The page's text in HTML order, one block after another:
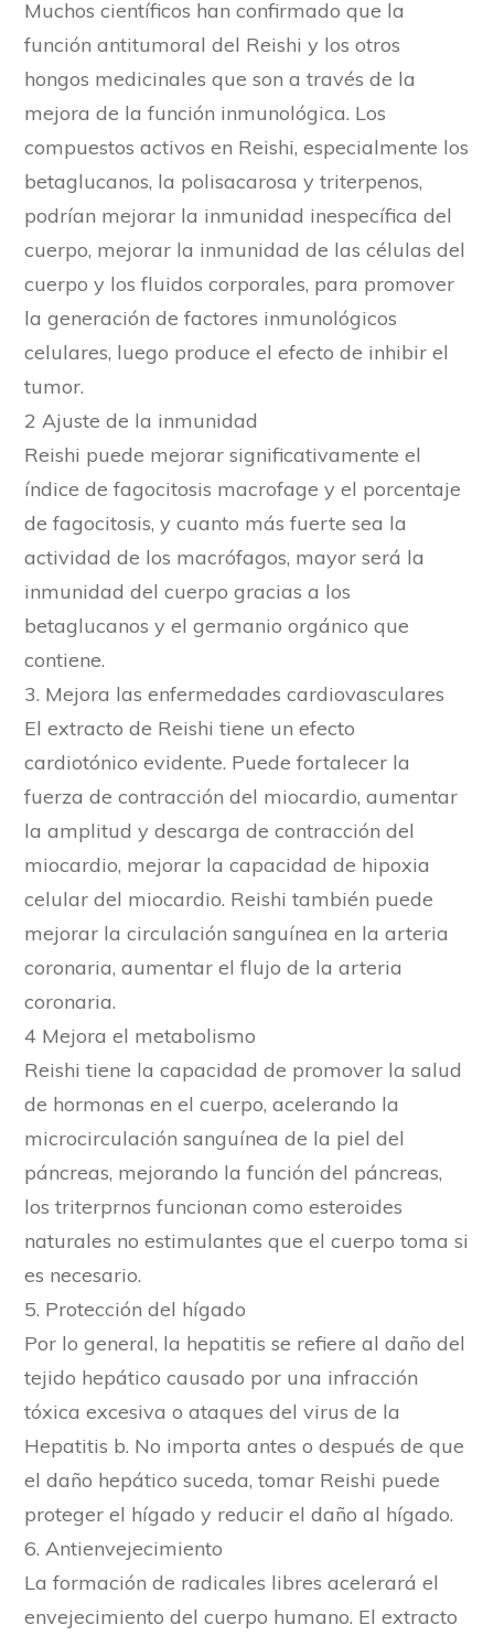
Muchos científicos han confirmado que la
función antitumoral del Reishi y los otros
hongos medicinales que son a través de la
mejora de la función inmunológica. Los
compuestos activos en Reishi, especialmente los
betaglucanos, la polisacarosa y triterpenos,
podrían mejorar la inmunidad inespecífica del
cuerpo, mejorar la inmunidad de las células del
cuerpo y los fluidos corporales, para promover
la generación de factores inmunológicos
celulares, luego produce el efecto de inhibir el
tumor.
2 Ajuste de la inmunidad
Reishi puede mejorar significativamente el
índice de fagocitosis macrofage y el porcentaje
de fagocitosis, y cuanto más fuerte sea la
actividad de los macrófagos, mayor será la
inmunidad del cuerpo gracias a los
betaglucanos y el germanio orgánico que
contiene.
3. Mejora las enfermedades cardiovasculares
El extracto de Reishi tiene un efecto
cardiotónico evidente. Puede fortalecer la
fuerza de contracción del miocardio, aumentar
la amplitud y descarga de contracción del
miocardio, mejorar la capacidad de hipoxia
celular del miocardio. Reishi también puede
mejorar la circulación sanguínea en la arteria
coronaria, aumentar el flujo de la arteria
coronaria.
4 Mejora el metabolismo
Reishi tiene la capacidad de promover la salud
de hormonas en el cuerpo, acelerando la
microcirculación sanguínea de la piel del
páncreas, mejorando la función del páncreas,
los triterprnos funcionan como esteroides
naturales no estimulantes que el cuerpo toma si
es necesario.
5. Protección del hígado
Por lo general, la hepatitis se refiere al daño del
tejido hepático causado por una infracción
tóxica excesiva o ataques del virus de la
Hepatitis b. No importa antes o después de que
el daño hepático suceda, tomar Reishi puede
proteger el hígado y reducir el daño al hígado.
6. Antienvejecimiento
La formación de radicales libres acelerará el
envejecimiento del cuerpo humano. El extracto